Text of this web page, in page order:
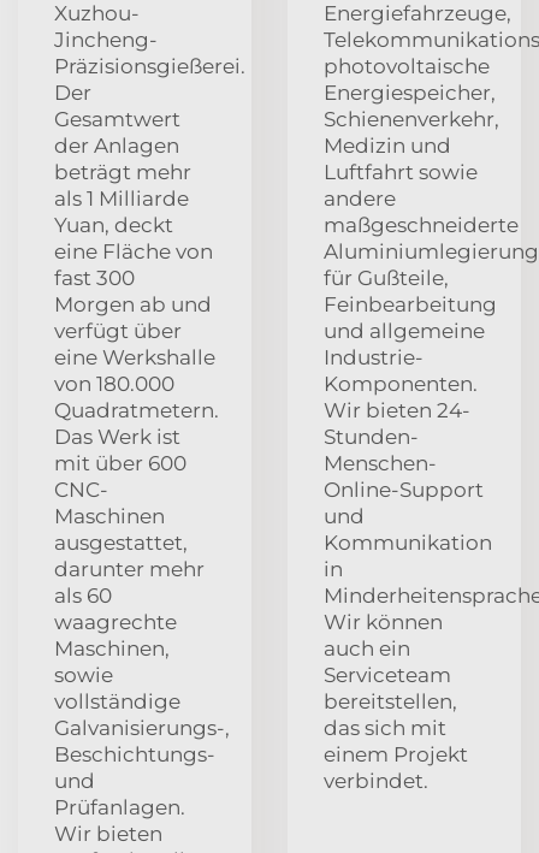
Xuzhou-
Jincheng-
Präzisionsgießerei.
Der
Gesamtwert
der Anlagen
beträgt mehr
als 1 Milliarde
Yuan, deckt
eine Fläche von
fast 300
Morgen ab und
verfügt über
eine Werkshalle
von 180.000
Quadratmetern.
Das Werk ist
mit über 600
CNC-
Maschinen
ausgestattet,
darunter mehr
als 60
waagrechte
Maschinen,
sowie
vollständige
Galvanisierungs-,
Beschichtungs-
und
Prüfanlagen.
Wir bieten
Energiefahrzeuge,
photovoltaische
Energiespeicher,
Schienenverkehr,
Medizin und
Luftfahrt sowie
andere
maßgeschneiderte
für Gußteile,
Feinbearbeitung
und allgemeine
Industrie-
Komponenten.
Wir bieten 24-
Stunden-
Menschen-
Online-Support
und
Kommunikation
in
Wir können
auch ein
Serviceteam
bereitstellen,
das sich mit
einem Projekt
verbindet.